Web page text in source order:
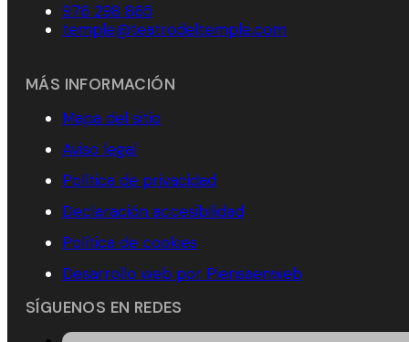
976 298 865
temple@teatrodeltemple.com
MÁS INFORMACIÓN
Mapa del sitio
Aviso legal
Política de privacidad
Declaración accesibilidad
Política de cookies
Desarrollo web por Piensaenweb
SÍGUENOS EN REDES